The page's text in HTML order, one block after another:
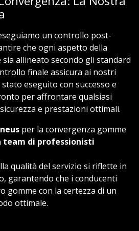
un controllo post-
che ogni aspetto della
allineato secondo gli standard
finale assicura ai nostri
eseguito con successo e
per affrontare qualsiasi
e prestazioni ottimali.
per la convergenza gomme
team di professionisti
qualità del servizio si riflette in
garantendo che i conducenti
gomme con la certezza di un
ottimale.